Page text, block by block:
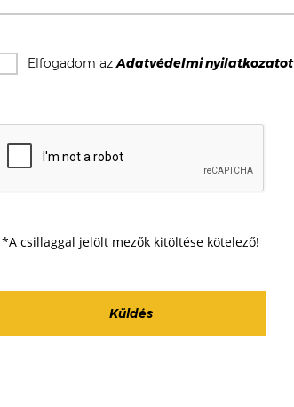
Elfogadom azAdatvédelmi nyilatkozatot
*A csillaggal jelölt mezők kitöltése kötelező!